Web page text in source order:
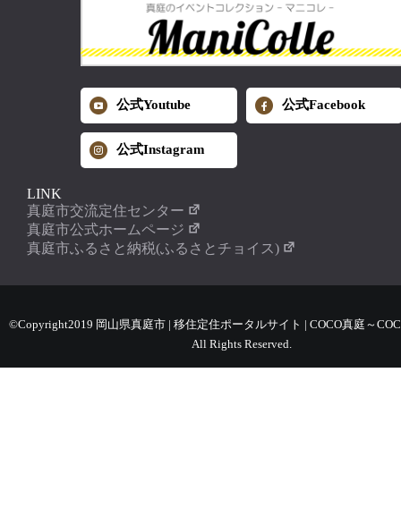
公式Youtube 公式Facebook
公式Instagram
LINK
真庭市交流定住センター
真庭市公式ホームページ
真庭市ふるさと納税(ふるさとチョイス)
©Copyright2019 岡山県真庭市 | 移住定住ポータルサイト | COCO真庭～
All Rights Reserved.